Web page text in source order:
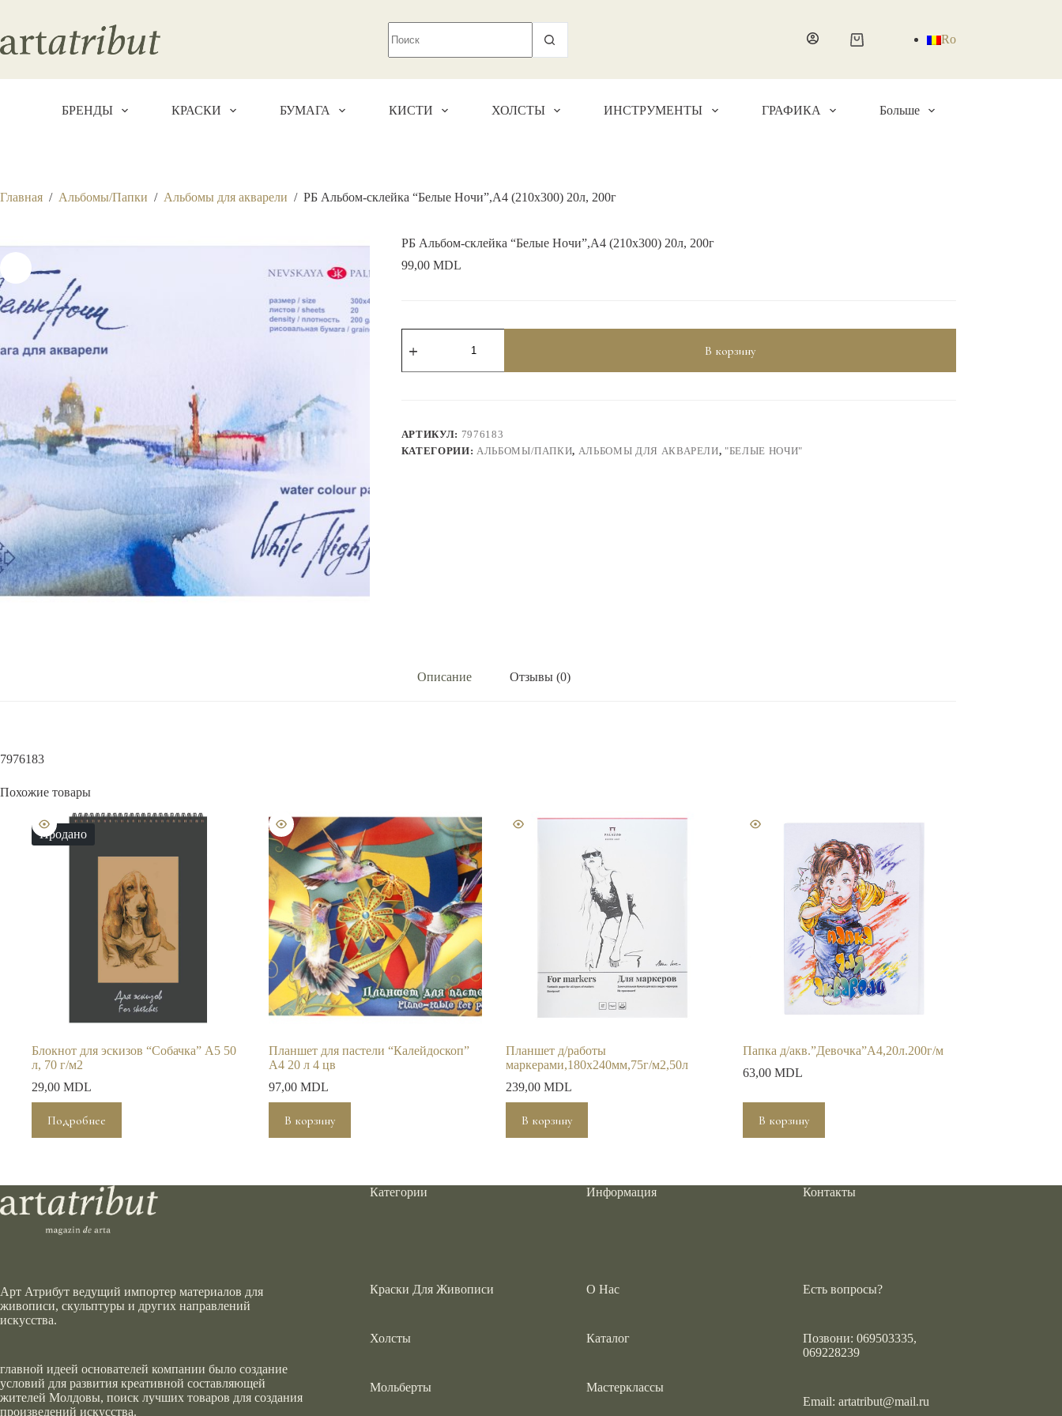
сути
Корзина Ro
БРЕНДЫ КРАСКИ БУМАГА КИСТИ ХОЛСТЫ ИНСТРУМЕНТЫ ГРАФИКА Больше
Главная / Альбомы/Папки / Альбомы для акварели / РБ Альбом-склейка “Белые Ночи”,А4 (210х300) 20л, 200г
РБ Альбом-склейка “Белые Ночи”,А4 (210х300) 20л, 200г
99,00 MDL
товара
Альбом-
(210х300)
20л,
200г
В корзину
АРТИКУЛ: 7976183
КАТЕГОРИИ: АЛЬБОМЫ/ПАПКИ, АЛЬБОМЫ ДЛЯ АКВАРЕЛИ, "БЕЛЫЕ НОЧИ"
Описание Отзывы (0)
7976183
Похожие товары
Продано
Блокнот для эскизов “Собачка” А5 50
л, 70 г/м2
29,00 MDL
Подробнее
Планшет для пастели “Калейдоскоп”
А4 20 л 4 цв
97,00 MDL
В корзину
Планшет д/работы
маркерами,180х240мм,75г/м2,50л
239,00 MDL
В корзину
Папка д/акв.”Девочка”А4,20л.200г/м
63,00 MDL
В корзину
Арт Атрибут ведущий импортер материалов для
живописи, скульптуры и других направлений
искусства.
главной идеей основателей компании было создание
условий для развития креативной составляющей
жителей Молдовы, поиск лучших товаров для создания
произведений искусства.
Категории
Краски Для Живописи
Холсты
Мольберты
Информация
О Нас
Каталог
Мастерклассы
Контакты
Есть вопросы?
Позвони: 069503335,
069228239
Email: artatribut@mail.ru